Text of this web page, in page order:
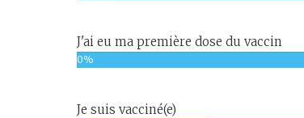
J'ai eu ma première dose du vaccin
0%
Je suis vacciné(e)